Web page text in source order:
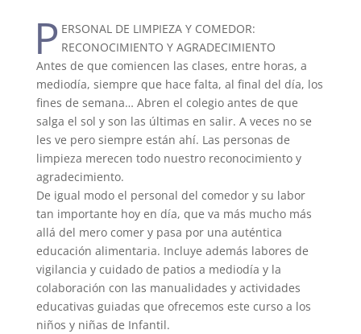
P ERSONAL DE LIMPIEZA Y COMEDOR:
RECONOCIMIENTO Y AGRADECIMIENTO
Antes de que comiencen las clases, entre horas, a
mediodía, siempre que hace falta, al final del día, los
fines de semana… Abren el colegio antes de que
salga el sol y son las últimas en salir. A veces no se
les ve pero siempre están ahí. Las personas de
limpieza merecen todo nuestro reconocimiento y
agradecimiento.
De igual modo el personal del comedor y su labor
tan importante hoy en día, que va más mucho más
allá del mero comer y pasa por una auténtica
educación alimentaria. Incluye además labores de
vigilancia y cuidado de patios a mediodía y la
colaboración con las manualidades y actividades
educativas guiadas que ofrecemos este curso a los
niños y niñas de Infantil.